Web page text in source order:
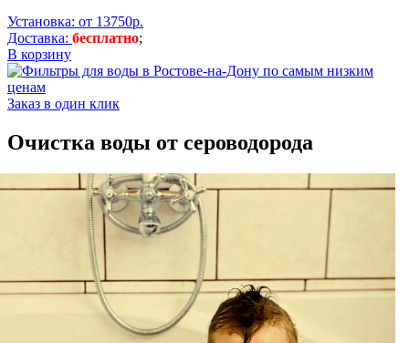
Установка: от 13750р.
Доставка: бесплатно;
В корзину
Заказ в один клик
Очистка воды от сероводорода